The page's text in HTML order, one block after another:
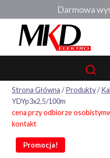
do
Strona Główna / Produkty/
YDYp3x2,5/100m
cena przy odbiorze
kontakt
Promocja!
Darmowa